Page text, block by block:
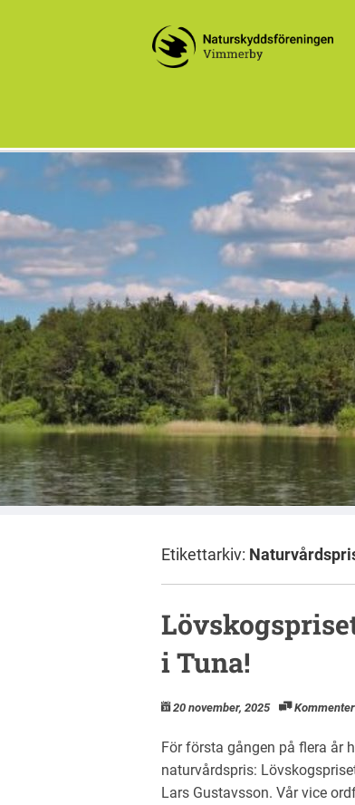
Fd Sevedebygdens
Etikettarkiv:
i Tuna!
20 november, 2025
För första gången på flera år
naturvårdspris:
Lars Gustavsson. Vår vice